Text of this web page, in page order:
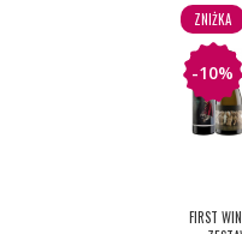
ZNIŻKA
-10%
FIRST